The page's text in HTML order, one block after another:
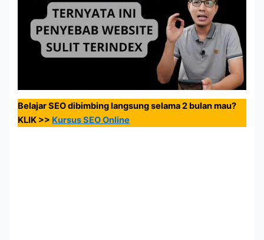
Belajar SEO dibimbing langsung selama 2 bulan mau?
KLIK >> Kursus SEO Online